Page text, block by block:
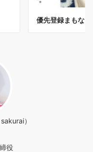
優先登録まもな
）
締役